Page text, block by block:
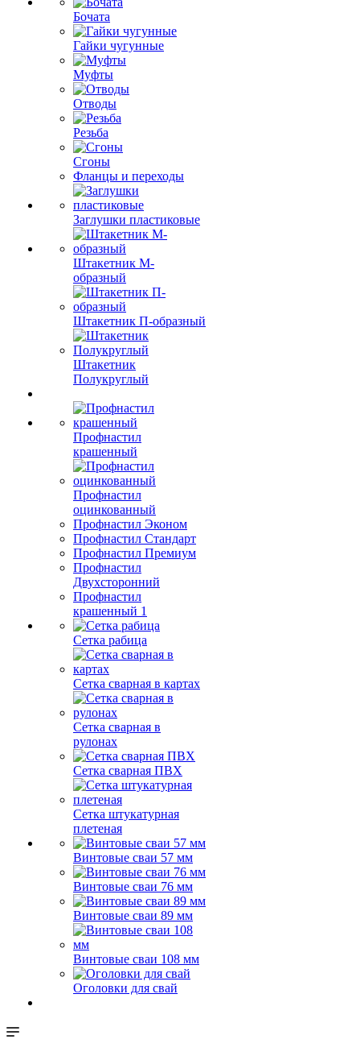
Бочата
Гайки чугунные
Муфты
Отводы
Резьба
Сгоны
Фланцы и переходы
Заглушки пластиковые
Штакетник М-
образный
Штакетник П-образный
Штакетник
Полукруглый
Профнастил
крашенный
Профнастил
оцинкованный
Профнастил Эконом
Профнастил Стандарт
Профнастил Премиум
Профнастил
Двухсторонний
Профнастил
крашенный 1
Сетка рабица
Сетка сварная в картах
Сетка сварная в
рулонах
Сетка сварная ПВХ
Сетка штукатурная
плетеная
Винтовые сваи 57 мм
Винтовые сваи 76 мм
Винтовые сваи 89 мм
Винтовые сваи 108 мм
Оголовки для свай